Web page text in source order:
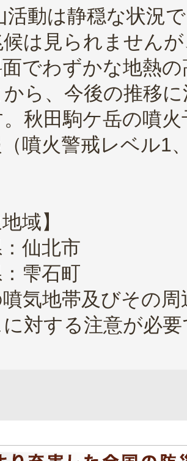
動は静穏な状況
は見られません
でわずかな地熱
ら、今後の推移
。秋田駒ケ岳の噴
噴火警戒レベル1
域】
仙北市
雫石町
気地帯及びその
対する注意が必